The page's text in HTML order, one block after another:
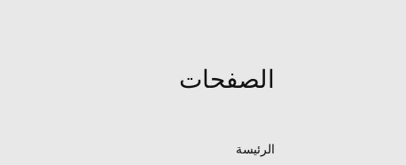
الصفحات
الرئيسة